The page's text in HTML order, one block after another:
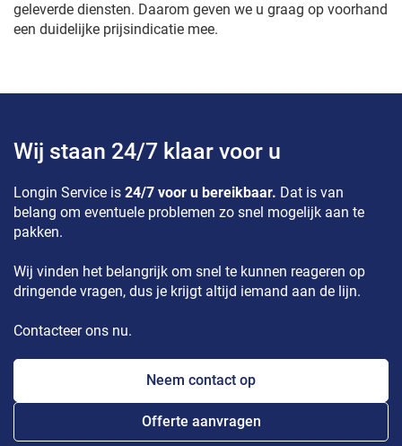
geleverde diensten. Daarom geven we u graag op voorhand
een duidelijke prijsindicatie mee.
Wij staan 24/7 klaar voor u
Longin Service is 24/7 voor u bereikbaar. Dat is van
belang om eventuele problemen zo snel mogelijk aan te
pakken.
Wij vinden het belangrijk om snel te kunnen reageren op
dringende vragen, dus je krijgt altijd iemand aan de lijn.
Contacteer ons nu.
Neem contact op
Offerte aanvragen